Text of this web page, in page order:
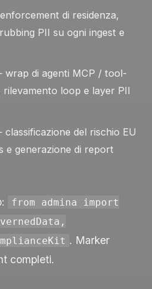
di residenza,
PII su ogni ingest e
di agenti MCP / tool-
loop e layer PII
del rischio EU
e generazione di report
from admina import
. Marker
completi.